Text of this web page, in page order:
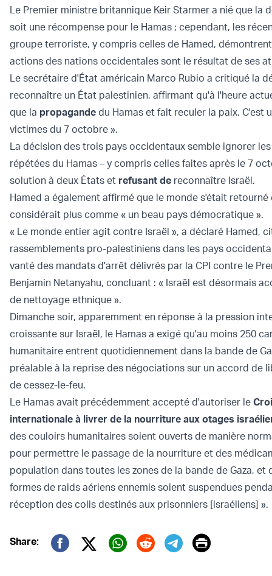
Le Premier ministre britannique Keir Starmer a nié que la
soit une récompense pour le Hamas ; cependant, les
groupe terroriste, y compris celles de Hamed,
actions des nations occidentales sont le résultat de ses
Le secrétaire d'État américain Marco Rubio a critiqué la
reconnaître un État palestinien, affirmant qu'à l'heure
que la propagande du Hamas et fait reculer la paix. C'est
victimes du 7 octobre ».
La décision des trois pays occidentaux semble ignorer
répétées du Hamas – y compris celles faites après le 7
solution à deux États et refusant de reconnaître Israël.
Hamed a également affirmé que le monde s'était
considérait plus comme « un beau pays démocratique ».
« Le monde entier agit contre Israël », a déclaré Hamed,
rassemblements pro-palestiniens dans les pays
vanté des mandats d'arrêt délivrés par la CPI contre le
Benjamin Netanyahu, concluant : « Israël est désormais
de nettoyage ethnique ».
Dimanche soir, apparemment en réponse à la pression
croissante sur Israël, le Hamas a exigé qu'au moins 250
humanitaire entrent quotidiennement dans la bande de
préalable à la reprise des négociations sur un accord de
de cessez-le-feu.
Le Hamas avait précédemment accepté d'autoriser le
internationale à livrer de la nourriture aux otages
des couloirs humanitaires soient ouverts de manière
pour permettre le passage de la nourriture et des
population dans toutes les zones de la bande de Gaza, et
formes de raids aériens ennemis soient suspendues
réception des colis destinés aux prisonniers [israéliens] ».
Share:
Twitter (X)
Print